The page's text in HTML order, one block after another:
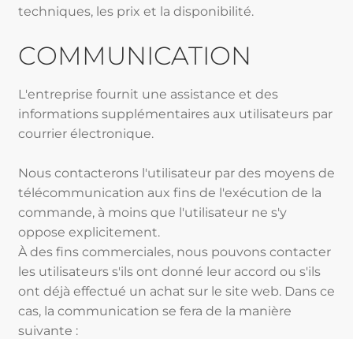
techniques, les prix et la disponibilité.
COMMUNICATION
L'entreprise fournit une assistance et des
informations supplémentaires aux utilisateurs par
courrier électronique.
Nous contacterons l'utilisateur par des moyens de
télécommunication aux fins de l'exécution de la
commande, à moins que l'utilisateur ne s'y
oppose explicitement.
À des fins commerciales, nous pouvons contacter
les utilisateurs s'ils ont donné leur accord ou s'ils
ont déjà effectué un achat sur le site web. Dans ce
cas, la communication se fera de la manière
suivante :